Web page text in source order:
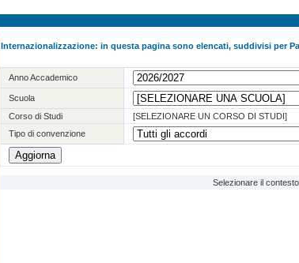
Internazionalizzazione: in questa pagina sono elencati, suddivisi per
Anno Accademico
Scuola
Corso di Studi
[SELEZIONARE UN CORSO DI STUDI]
Tipo di convenzione
Selezionare il